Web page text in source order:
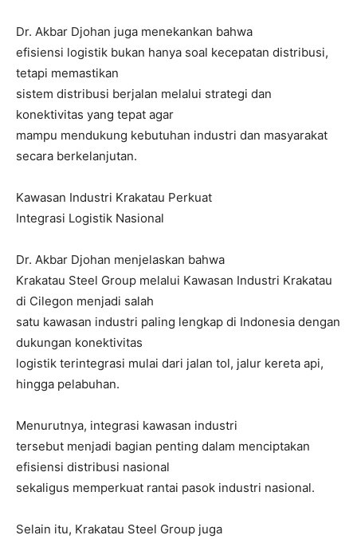
Dr. Akbar Djohan juga menekankan bahwa
efisiensi logistik bukan hanya soal kecepatan distribusi,
tetapi memastikan
sistem distribusi berjalan melalui strategi dan
konektivitas yang tepat agar
mampu mendukung kebutuhan industri dan masyarakat
secara berkelanjutan.
Kawasan Industri Krakatau Perkuat
Integrasi Logistik Nasional
Dr. Akbar Djohan menjelaskan bahwa
Krakatau Steel Group melalui Kawasan Industri Krakatau
di Cilegon menjadi salah
satu kawasan industri paling lengkap di Indonesia dengan
dukungan konektivitas
logistik terintegrasi mulai dari jalan tol, jalur kereta api,
hingga pelabuhan.
Menurutnya, integrasi kawasan industri
tersebut menjadi bagian penting dalam menciptakan
efisiensi distribusi nasional
sekaligus memperkuat rantai pasok industri nasional.
Selain itu, Krakatau Steel Group juga